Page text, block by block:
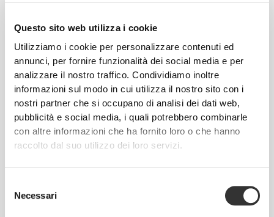
Questo sito web utilizza i cookie
Utilizziamo i cookie per personalizzare contenuti ed
annunci, per fornire funzionalità dei social media e per
analizzare il nostro traffico. Condividiamo inoltre
informazioni sul modo in cui utilizza il nostro sito con i
nostri partner che si occupano di analisi dei dati web,
pubblicità e social media, i quali potrebbero combinarle
con altre informazioni che ha fornito loro o che hanno
raccolto dal suo utilizzo dei loro servizi.
delNecessari
Errore da principiante nel chiudere un wrap
Overstuffing! Go easy on the fillings—too much and
you won’t be able to roll it up.